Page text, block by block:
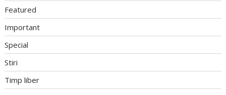
Featured
Important
Special
Stiri
Timp liber